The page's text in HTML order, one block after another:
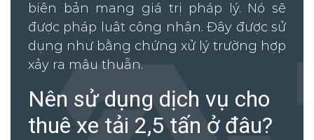
biên bản mang giá trị pháp lý. Nó sẽ
được pháp luật công nhận. Đây được sử
dụng như bằng chứng xử lý trường hợp
xảy ra mâu thuẫn.
Nên sử dụng dịch vụ cho
thuê xe tải 2,5 tấn ở đâu?